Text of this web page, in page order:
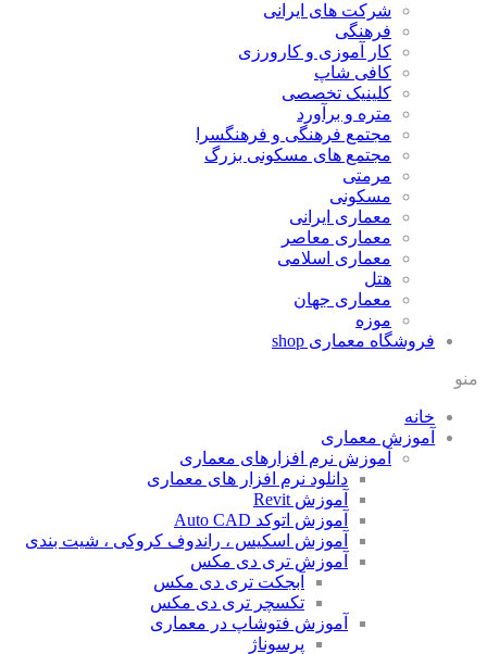
شرکت های ایرانی
فرهنگی
کار آموزی و کارورزی
کافی شاپ
کلینیک تخصصی
متره و برآورد
مجتمع فرهنگی و فرهنگسرا
مجتمع های مسکونی بزرگ
مرمتی
مسکونی
معماری ایرانی
معماری معاصر
معماری اسلامی
هتل
معماری جهان
موزه
فروشگاه معماری shop
منو
خانه
آموزش معماری
آموزش نرم افزارهای معماری
دانلود نرم افزار های معماری
آموزش Revit
آموزش اتوکد Auto CAD
آموزش اسکیس ، راندوف کروکی ، شیت بندی
آموزش تری دی مکس
آبجکت تری دی مکس
تکسچر تری دی مکس
آموزش فتوشاپ در معماری
پرسوناژ